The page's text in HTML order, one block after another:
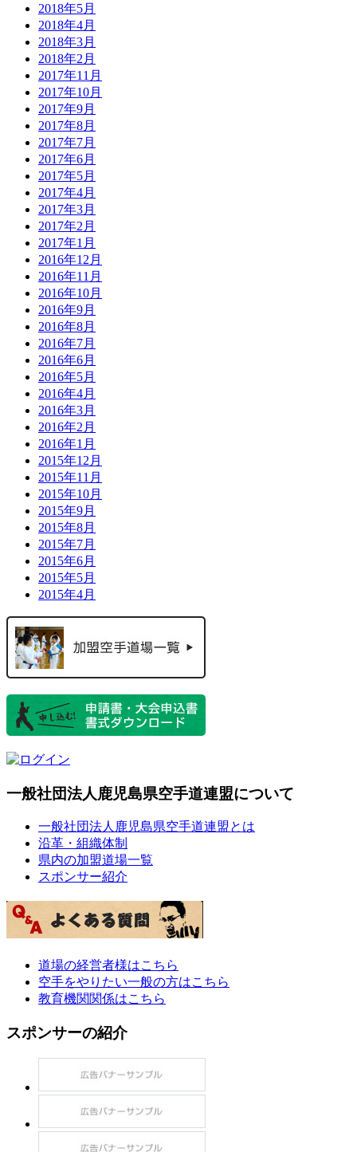
2018年5月
2018年4月
2018年3月
2018年2月
2017年11月
2017年10月
2017年9月
2017年8月
2017年7月
2017年6月
2017年5月
2017年4月
2017年3月
2017年2月
2017年1月
2016年12月
2016年11月
2016年10月
2016年9月
2016年8月
2016年7月
2016年6月
2016年5月
2016年4月
2016年3月
2016年2月
2016年1月
2015年12月
2015年11月
2015年10月
2015年9月
2015年8月
2015年7月
2015年6月
2015年5月
2015年4月
一般社団法人鹿児島県空手道連盟について
一般社団法人鹿児島県空手道連盟とは
沿革・組織体制
県内の加盟道場一覧
スポンサー紹介
道場の経営者様はこちら
空手をやりたい一般の方はこちら
教育機関関係はこちら
スポンサーの紹介